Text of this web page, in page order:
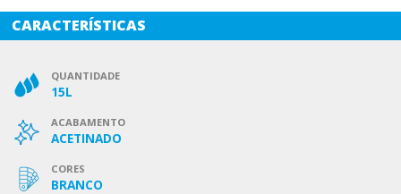
CARACTERÍSTICAS
QUANTIDADE
15L
ACABAMENTO
ACETINADO
CORES
BRANCO